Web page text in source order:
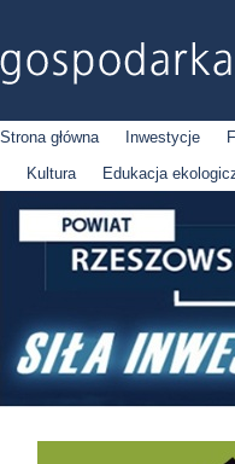
Strona główna Inwestycje
Kultura
Edukacja